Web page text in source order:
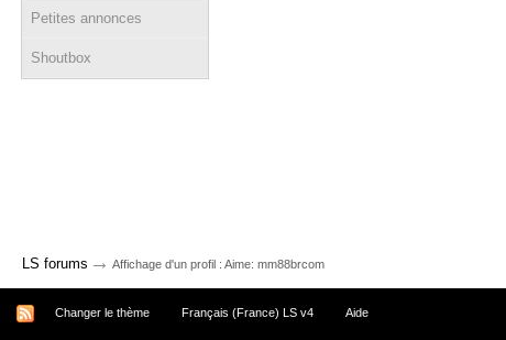
Petites annonces
Shoutbox
LS forums → Affichage d'un profil : Aime: mm88brcom
Changer le thème Français (France) LS v4 Aide